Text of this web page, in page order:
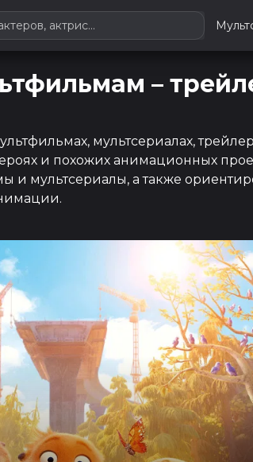
–
мультсериалах,
и похожих анимационных
мультсериалы, а также